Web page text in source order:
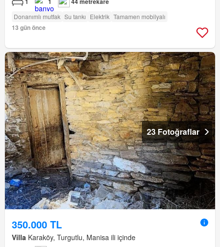
Donanımlı mutfak Su tankı Elektrik Tamamen mobilyalı
13 gün önce
23 Fotoğraflar
350.000 TL
Villa Karaköy, Turgutlu, Manisa ili içinde